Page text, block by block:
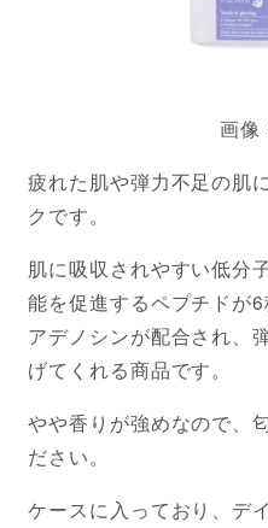
画像
疲れた肌や弾力不足の肌
クです。
肌に吸収されやすい低分
能を促進するペプチドが
アデノシンが配合され、
げてくれる商品です。
やや香りが強めなので、
ださい。
ケースに入っており、デ